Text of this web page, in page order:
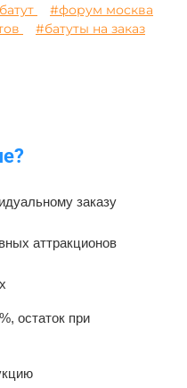
#форум москва
#батуты на заказ
заказу
аттракционов
остаток при